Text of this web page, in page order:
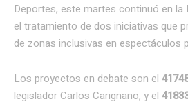
Deportes, este martes continuó en la
el tratamiento de dos iniciativas que
de zonas inclusivas en espectáculos
Los proyectos en debate son el
legislador Carlos Carignano, y el